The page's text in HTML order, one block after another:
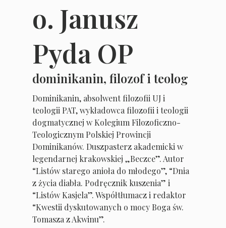
o. Janusz
Pyda OP
dominikanin, filozof i teolog
Dominikanin, absolwent filozofii UJ i
teologii PAT, wykładowca filozofii i teologii
dogmatycznej w Kolegium Filozoficzno-
Teologicznym Polskiej Prowincji
Dominikanów. Duszpasterz akademicki w
legendarnej krakowskiej „Beczce”. Autor
“Listów starego anioła do młodego”, “Dnia
z życia diabła. Podręcznik kuszenia” i
“Listów Kasjela”. Współtłumacz i redaktor
“Kwestii dyskutowanych o mocy Boga św.
Tomasza z Akwinu”.